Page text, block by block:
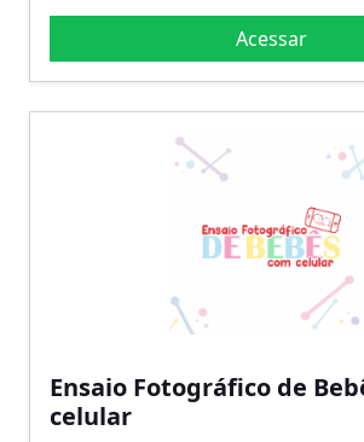
Acessar
Ensaio Fotográfico de
celular